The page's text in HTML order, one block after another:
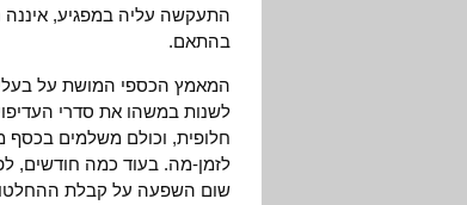
התעקשה עליה במפגיע,
בהתאם.
המאמץ הכספי המושת על בעלי
לשנות במשהו את סדרי
חלופית, וכולם משלמים בכסף
לזמן-מה. בעוד כמה חודשים,
שום השפעה על קבלת